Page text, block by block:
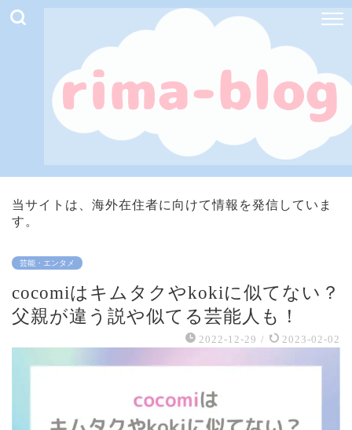
当サイトは、海外在住者に向けて情報を発信していま
す。
芸能・エンタメ
cocomiはキムタクやkokiに似てない？
父親が違う説や似てる芸能人も！
2022-12-29 / 2023-02-02